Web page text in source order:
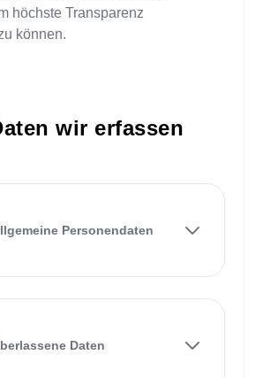
höchste Transparenz
können.
wir erfassen
Personendaten
Daten